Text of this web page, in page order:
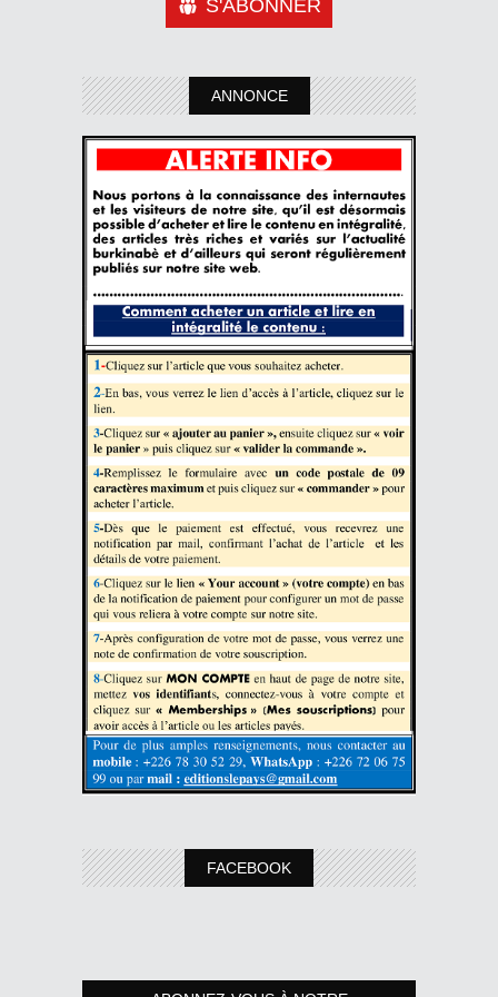
S'ABONNER
ANNONCE
FACEBOOK